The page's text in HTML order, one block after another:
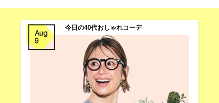
Aug
9
今日の40代おしゃれコーデ